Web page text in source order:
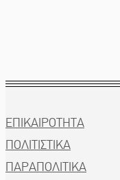
ΕΠΙΚΑΙΡΟΤΗΤΑ
ΠΟΛΙΤΙΣΤΙΚΑ
ΠΑΡΑΠΟΛΙΤΙΚΑ